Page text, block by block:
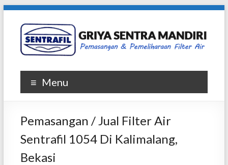
Skip
content
Griya
Sentra
Mandiri
|
SENTRAFIL
Menu
Pemasangan / Jual Filter Air
Sentrafil 1054 Di Kalimalang,
Bekasi